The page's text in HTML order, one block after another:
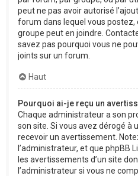
peut ne pas avoir autorisé
forum dans lequel vous postez,
groupe peut en joindre.
savez pas pourquoi vous ne
joints sur un forum.
Haut
Pourquoi ai-je reçu un
Chaque administrateur a son
son site. Si vous avez dérogé à
recevoir un avertissement.
l’administrateur, et que phpBB
les avertissements d’un site
l’administrateur si vous ne